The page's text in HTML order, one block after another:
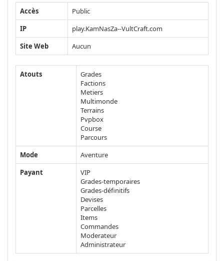
Accès
Public
IP
play.KamNasZa--VultCraft.com
Site Web
Aucun
Atouts
Grades
Factions
Metiers
Multimonde
Terrains
Pvpbox
Course
Parcours
Mode
Aventure
Payant
VIP
Grades-temporaires
Grades-définitifs
Devises
Parcelles
Items
Commandes
Moderateur
Administrateur